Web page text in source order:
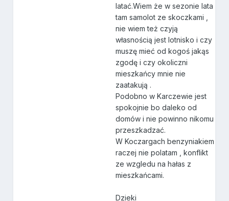
latać.Wiem że w sezonie lata
tam samolot ze skoczkami ,
nie wiem też czyją
własnością jest lotnisko i czy
muszę mieć od kogoś jakąs
zgodę i czy okoliczni
mieszkańcy mnie nie
zaatakują .
Podobno w Karczewie jest
spokojnie bo daleko od
domów i nie powinno nikomu
przeszkadzać.
W Koczargach benzyniakiem
raczej nie polatam , konflikt
ze wzgledu na hałas z
mieszkańcami.
Dzieki